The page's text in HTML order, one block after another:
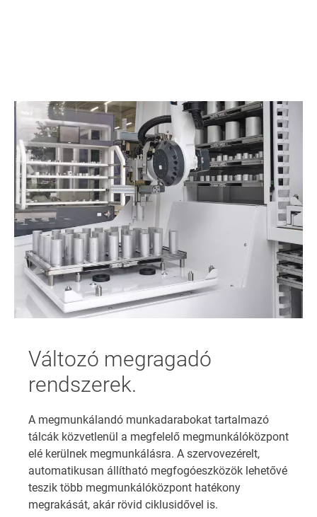
Változó megragadó
rendszerek.
A megmunkálandó munkadarabokat tartalmazó
tálcák közvetlenül a megfelelő megmunkálóközpont
elé kerülnek megmunkálásra. A szervovezérelt,
automatikusan állítható megfogóeszközök lehetővé
teszik több megmunkálóközpont hatékony
megrakását, akár rövid ciklusidővel is.